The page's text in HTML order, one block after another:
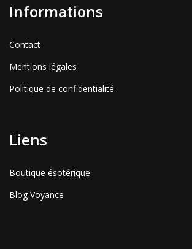
Informations
Contact
Mentions légales
Politique de confidentialité
Liens
Boutique ésotérique
Blog Voyance